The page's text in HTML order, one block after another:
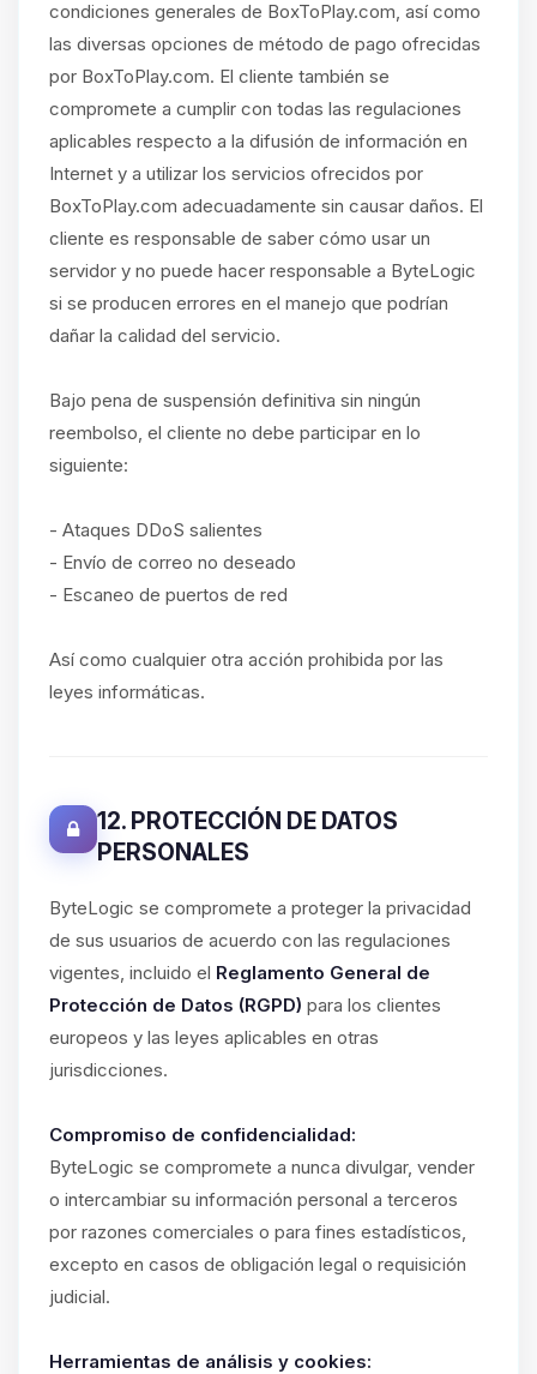
condiciones generales de BoxToPlay.com, así como
las diversas opciones de método de pago ofrecidas
por BoxToPlay.com. El cliente también se
compromete a cumplir con todas las regulaciones
aplicables respecto a la difusión de información en
Internet y a utilizar los servicios ofrecidos por
BoxToPlay.com adecuadamente sin causar daños. El
cliente es responsable de saber cómo usar un
servidor y no puede hacer responsable a ByteLogic
si se producen errores en el manejo que podrían
dañar la calidad del servicio.
Bajo pena de suspensión definitiva sin ningún
reembolso, el cliente no debe participar en lo
siguiente:
- Ataques DDoS salientes
- Envío de correo no deseado
- Escaneo de puertos de red
Así como cualquier otra acción prohibida por las
leyes informáticas.
12. PROTECCIÓN DE DATOS
PERSONALES
ByteLogic se compromete a proteger la privacidad
de sus usuarios de acuerdo con las regulaciones
vigentes, incluido el Reglamento General de
Protección de Datos (RGPD) para los clientes
europeos y las leyes aplicables en otras
jurisdicciones.
Compromiso de confidencialidad:
ByteLogic se compromete a nunca divulgar, vender
o intercambiar su información personal a terceros
por razones comerciales o para fines estadísticos,
excepto en casos de obligación legal o requisición
judicial.
Herramientas de análisis y cookies: